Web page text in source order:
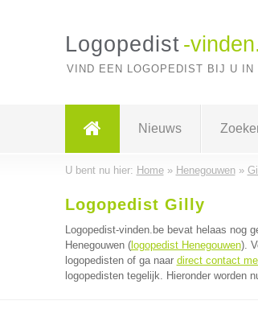
Logopedist -
VIND EEN LOGOPEDIST BIJ U IN
Nieuws
U bent nu hier: Home» Henegouwen»
Logopedist Gilly
Logopedist-vinden.be bevat helaas nog
Henegouwen (logopedist Henegouwen).
logopedisten of ga naar direct contact
logopedisten tegelijk. Hieronder worden